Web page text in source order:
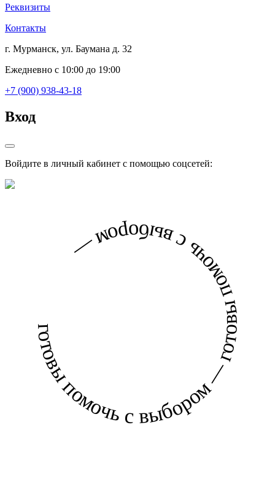
Реквизиты
Контакты
г. Мурманск, ул. Баумана д. 32
Ежедневно с 10:00 до 19:00
+7 (900) 938-43-18
Вход
Войдите в личный кабинет с помощью соцсетей:
готовы помочь с выбором — готовы помочь с выбором —